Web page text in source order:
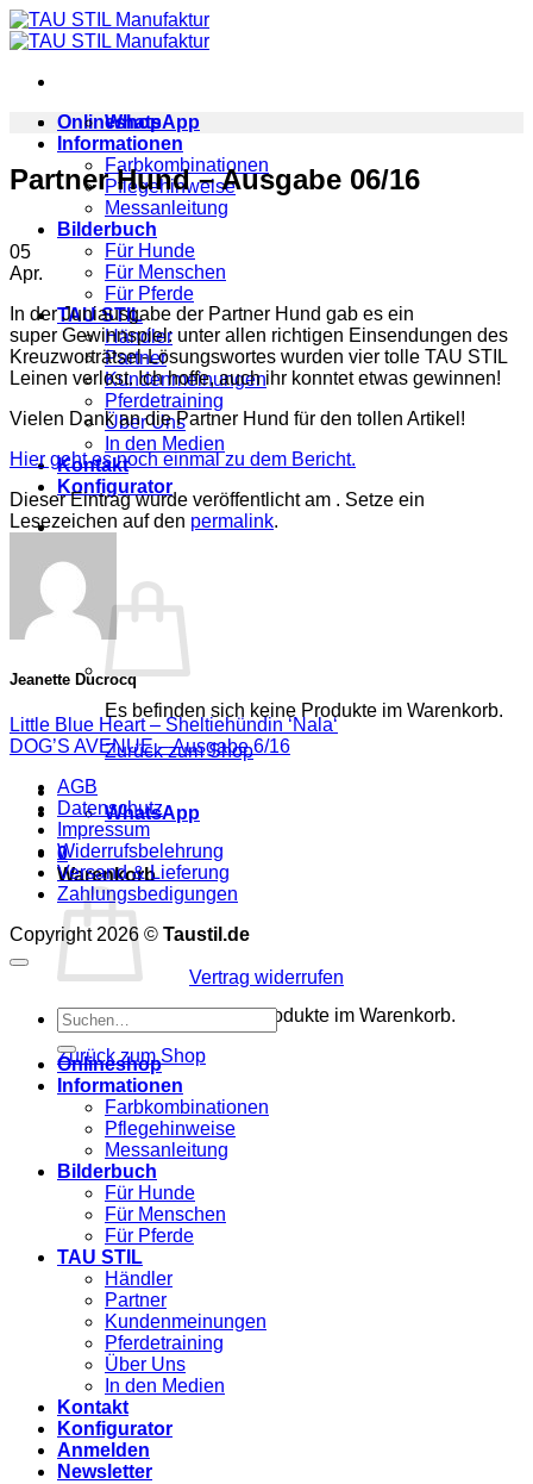
Zum
Inhalt
Onlineshop
Informationen
Farbkombinationen
Pflegehinweise
Messanleitung
Bilderbuch
Für Hunde
Für Menschen
Für Pferde
TAU STIL
Händler
Partner
Kundenmeinungen
Pferdetraining
Über Uns
In den Medien
Kontakt
Konfigurator
Es befinden sich keine Produkte im Warenkorb.
Zurück zum Shop
WhatsApp
0
Warenkorb
Es befinden sich keine Produkte im Warenkorb.
Zurück zum Shop
WhatsApp
Partner Hund – Ausgabe 06/16
05
Apr.
In der Juniausgabe der Partner Hund gab es ein
super Gewinnspiel: unter allen richtigen Einsendungen des
Kreuzworträtsel-Lösungswortes wurden vier tolle TAU STIL
Leinen verlost. Ich hoffe, auch ihr konntet etwas gewinnen!
Vielen Dank an die Partner Hund für den tollen Artikel!
Hier geht es noch einmal zu dem Bericht.
Dieser Eintrag wurde veröffentlicht am . Setze ein
Lesezeichen auf den permalink.
Jeanette Ducrocq
Little Blue Heart – Sheltiehündin ‘Nala‘
DOG’S AVENUE – Ausgabe 6/16
AGB
Datenschutz
Impressum
Widerrufsbelehrung
Versand & Lieferung
Zahlungsbedigungen
Copyright 2026 © Taustil.de
Vertrag widerrufen
Suchen
nach:
Onlineshop
Informationen
Farbkombinationen
Pflegehinweise
Messanleitung
Bilderbuch
Für Hunde
Für Menschen
Für Pferde
TAU STIL
Händler
Partner
Kundenmeinungen
Pferdetraining
Über Uns
In den Medien
Kontakt
Konfigurator
Anmelden
Newsletter